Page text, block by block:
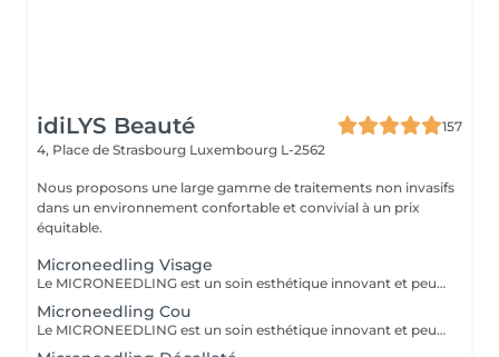
idiLYS Beauté
157
4, Place de Strasbourg Luxembourg L-2562
Nous proposons une large gamme de traitements non invasifs
dans un environnement confortable et convivial à un prix
équitable.
Microneedling Visage
Le MICRONEEDLING est un soin esthétique innovant et peu invasif qui stimule naturellement la régénération de la peau. Grâce à des fines micro-perforation, il relance la production de collagène et d'élastine. La peau est ainsi raffermie, les cicatrices d'acnés et les rides sont atténuées, les pores resserrés et le teint visiblement plus lumineux. Pour des résultats optimaux et durables, un traitement de 5 séances, espacées de 3-6 semaines, est recommandé.
Microneedling Cou
Le MICRONEEDLING est un soin esthétique innovant et peu invasif qui stimule naturellement la régénération de la peau. Grâce à des fines micro-perforation, il relance la production de collagène et d'élastine. La peau est ainsi raffermie, les cicatrices d'acnés et les rides sont atténuées, les pores resserrés et le teint visiblement plus lumineux. Pour des résultats optimaux et durables, un traitement de 5 séances, espacées de 3-6 semaines, est recommandé.